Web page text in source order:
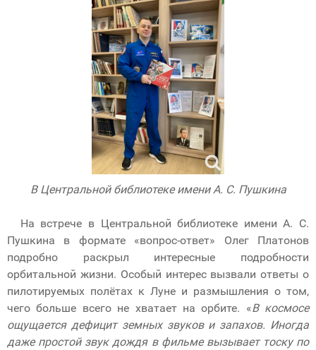
В Центральной библиотеке имени А. С. Пушкина
На встрече в Центральной библиотеке имени А. С.
Пушкина в формате «вопрос-ответ» Олег Платонов
подробно раскрыл интересные подробности
орбитальной жизни. Особый интерес вызвали ответы о
пилотируемых полётах к Луне и размышления о том,
чего больше всего не хватает на орбите. «В космосе
ощущается дефицит земных звуков и запахов. Иногда
даже простой звук дождя в фильме вызывает тоску по